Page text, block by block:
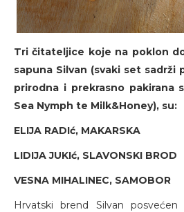
Tri čitateljice koje na poklon
sapuna Silvan (svaki set sadrži
prirodna i prekrasno pakirana
Sea Nymph te Milk&Honey), su:
ELIJA RADIć, MAKARSKA
LIDIJA JUKIć, SLAVONSKI BROD
VESNA MIHALINEC, SAMOBOR
Hrvatski brend Silvan